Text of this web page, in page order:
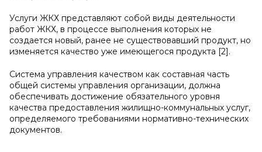
Услуги ЖКХ представляют собой виды деятельности
работ ЖКХ, в процессе выполнения которых не
создается новый, ранее не существовавший продукт, но
изменяется качество уже имеющегося продукта [2].
Система управления качеством как составная часть
общей системы управления организации, должна
обеспечивать достижение обязательного уровня
качества предоставления жилищно-коммунальных услуг,
определяемого требованиями нормативно-технических
документов.